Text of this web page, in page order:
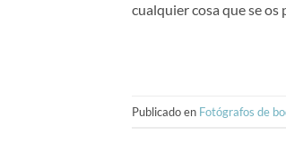
cualquier cosa que se
Publicado en Fotógrafos de